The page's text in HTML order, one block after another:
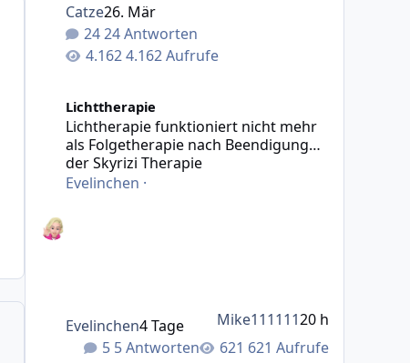
24 Antworten
4.162 Aufrufe
Catze26. Mär
Lichttherapie
Lichtherapie funktioniert nicht mehr
als Folgetherapie nach Beendigung
der Skyrizi Therapie
Evelinchen ·
5 Antworten 621 Aufrufe
Evelinchen4 Tage Mike11111120 h